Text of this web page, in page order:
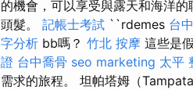
的機會，可以享受與露天和海洋
頭髮。 記帳士考試 ``rdemes 台
字分析 bb嗎？ 竹北 按摩 這些是
證 台中喬骨 seo marketing 太平
需求的旅程。 坦帕塔姆（